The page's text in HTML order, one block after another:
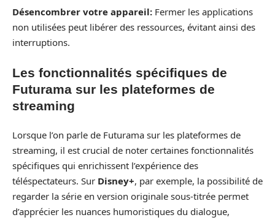
Désencombrer votre appareil: Fermer les applications
non utilisées peut libérer des ressources, évitant ainsi des
interruptions.
Les fonctionnalités spécifiques de
Futurama sur les plateformes de
streaming
Lorsque l’on parle de Futurama sur les plateformes de
streaming, il est crucial de noter certaines fonctionnalités
spécifiques qui enrichissent l’expérience des
téléspectateurs. Sur Disney+, par exemple, la possibilité de
regarder la série en version originale sous-titrée permet
d’apprécier les nuances humoristiques du dialogue,